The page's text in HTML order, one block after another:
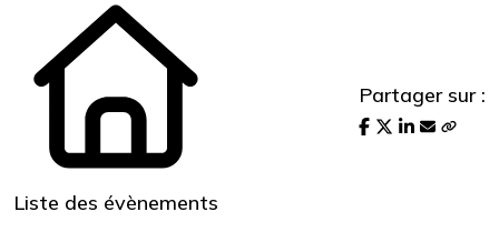
Liste des évènements
Partager sur :